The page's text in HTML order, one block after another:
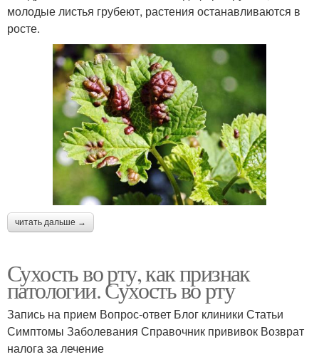
молодые листья грубеют, растения останавливаются в
росте.
читать дальше →
Сухость во рту, как признак
патологии. Сухость во рту
Запись на прием Вопрос-ответ Блог клиники Статьи
Симптомы Заболевания Справочник прививок Возврат
налога за лечение